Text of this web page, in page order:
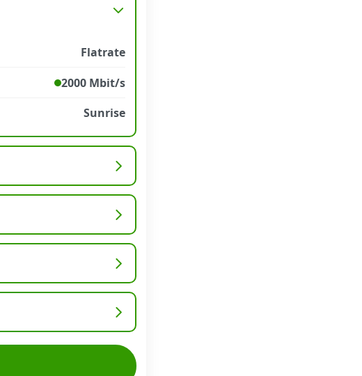
Flatrate
2000 Mbit/s
Sunrise